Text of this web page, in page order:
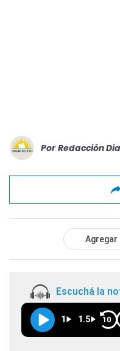
Por Redacción
Agregar
Escuchá la
1 1.5 10